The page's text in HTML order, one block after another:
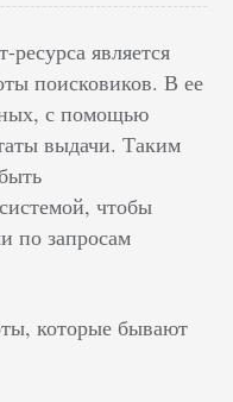
является
поисковиков. В ее
с помощью
выдачи. Таким
чтобы
по запросам
которые бывают